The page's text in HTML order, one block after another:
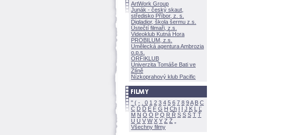
ArtWork Group
Junák - český skaut,
středisko Příbor, z. s.
Digladior, škola šermu z.s.
Ústečtí filmaři, z.s.
Videoklub Kutná Hora
PROBILUM, z.s.
Umělecká agentura Ambrozia
o.p.s.
ORFIKLUB
Univerzita Tomáše Bati ve
Zlíně
Nízkoprahový klub Pacific
" ( - 0 1 2 3 4 5 6 7 8 9A B C
Č D Ď E F G H Ch I Í J K L
Ľ
M N O Ó P Q R Ř S Ś T Ť
U Ú V W X Y Z
Všechny filmy